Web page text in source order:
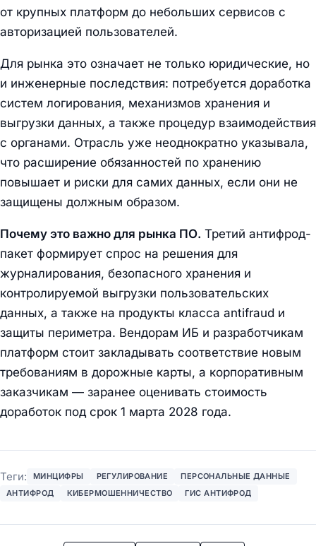
от крупных платформ до небольших сервисов с
авторизацией пользователей.
Для рынка это означает не только юридические, но
и инженерные последствия: потребуется доработка
систем логирования, механизмов хранения и
выгрузки данных, а также процедур взаимодействия
с органами. Отрасль уже неоднократно указывала,
что расширение обязанностей по хранению
повышает и риски для самих данных, если они не
защищены должным образом.
Почему это важно для рынка ПО. Третий антифрод-
пакет формирует спрос на решения для
журналирования, безопасного хранения и
контролируемой выгрузки пользовательских
данных, а также на продукты класса antifraud и
защиты периметра. Вендорам ИБ и разработчикам
платформ стоит закладывать соответствие новым
требованиям в дорожные карты, а корпоративным
заказчикам — заранее оценивать стоимость
доработок под срок 1 марта 2028 года.
Теги: МИНЦИФРЫ РЕГУЛИРОВАНИЕ
ПЕРСОНАЛЬНЫЕ ДАННЫЕ
АНТИФРОД
КИБЕРМОШЕННИЧЕСТВО ГИС АНТИФРОД